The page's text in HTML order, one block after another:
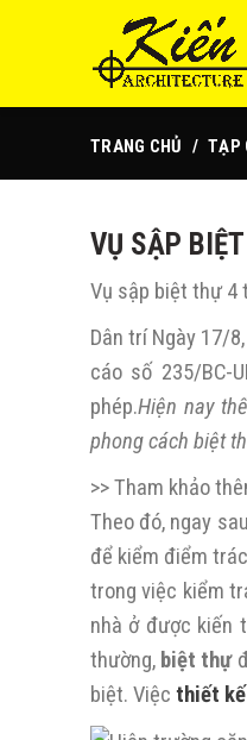
TRANG CHỦ TẠP
VỤ SẬP
Vụ sập biệt thự 4
Dân trí Ngày 17/
cáo số 235/BC-
phép.Hiện nay
phong cách biệt
>> Tham khảo
Theo đó, ngay
để kiểm điểm
trong việc kiểm
nhà ở được kiến
thường, biệt thự
biệt. Việc thiết